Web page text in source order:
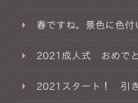
春ですね。景色に色付
2021成人式 おめで
2021スタート！ 引き